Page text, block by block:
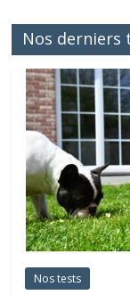
Nos derniers
Nos tests